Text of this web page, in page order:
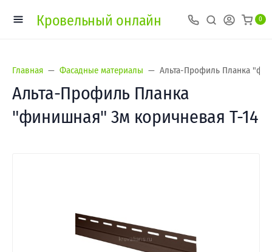
Кровельный онлайн 0
Главная Фасадные материалы Альта-Профиль Планка
Альта-Профиль Планка
"финишная" 3м коричневая Т-14